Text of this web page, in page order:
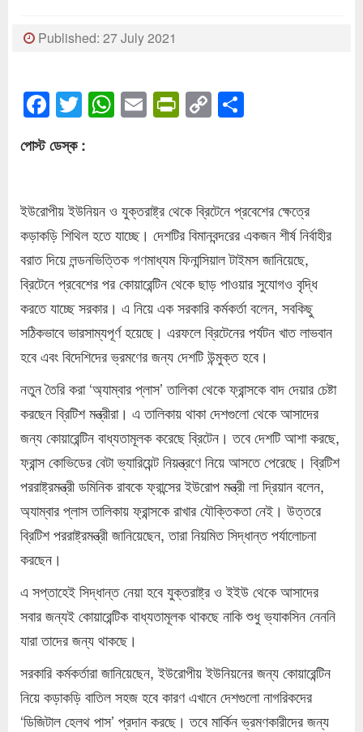
Published: 27 July 2021
Facebook
Twitter
WhatsApp
EmailPrintFriendly
Copy
Link
পোস্ট ডেস্ক :
ইউরোপীয় ইউনিয়ন ও যুক্তরাষ্ট্র থেকে ব্রিটেনে প্রবেশের ক্ষেত্রে
কড়াকড়ি শিথিল হতে যাচ্ছে। দেশটির বিমানবন্দরের একজন শীর্ষ নির্বাহীর
বরাত দিয়ে লন্ডনভিত্তিক গণমাধ্যম ফিনান্সিয়াল টাইমস জানিয়েছে,
ব্রিটেনে প্রবেশের পর কোয়ারেন্টিন থেকে ছাড় পাওয়ার সুযোগও বৃদ্ধি
করতে যাচ্ছে সরকার। এ নিয়ে এক সরকারি কর্মকর্তা বলেন, সবকিছু
সঠিকভাবে ভারসাম্যপূর্ণ হয়েছে। এরফলে ব্রিটেনের পর্যটন খাত লাভবান
হবে এবং বিদেশিদের ভ্রমণের জন্য দেশটি উন্মুক্ত হবে।
নতুন তৈরি করা ‘অ্যাম্বার প্লাস’ তালিকা থেকে ফ্রান্সকে বাদ দেয়ার চেষ্টা
করছেন ব্রিটিশ মন্ত্রীরা। এ তালিকায় থাকা দেশগুলো থেকে আসাদের
জন্য কোয়ারেন্টিন বাধ্যতামূলক করেছে ব্রিটেন। তবে দেশটি আশা করছে,
ফ্রান্স কোভিডের বেটা ভ্যারিয়েন্ট নিয়ন্ত্রণে নিয়ে আসতে পেরেছে। ব্রিটিশ
পররাষ্ট্রমন্ত্রী ডমিনিক রাবকে ফ্রান্সের ইউরোপ মন্ত্রী লা দ্রিয়ান বলেন,
অ্যাম্বার প্লাস তালিকায় ফ্রান্সকে রাখার যৌক্তিকতা নেই। উত্তরে
ব্রিটিশ পররাষ্ট্রমন্ত্রী জানিয়েছেন, তারা নিয়মিত সিদ্ধান্ত পর্যালোচনা
করছেন।
এ সপ্তাহেই সিদ্ধান্ত নেয়া হবে যুক্তরাষ্ট্র ও ইইউ থেকে আসাদের
সবার জন্যই কোয়ারেন্টিক বাধ্যতামূলক থাকছে নাকি শুধু ভ্যাকসিন নেননি
যারা তাদের জন্য থাকছে।
সরকারি কর্মকর্তারা জানিয়েছেন, ইউরোপীয় ইউনিয়নের জন্য কোয়ারেন্টিন
নিয়ে কড়াকড়ি বাতিল সহজ হবে কারণ এখানে দেশগুলো নাগরিকদের
‘ডিজিটাল হেলথ পাস’ প্রদান করছে। তবে মার্কিন ভ্রমণকারীদের জন্য